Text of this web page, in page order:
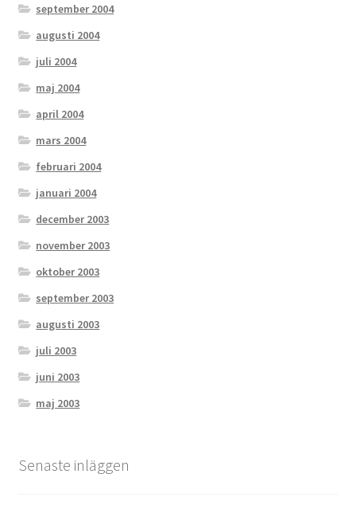
september 2004
augusti 2004
juli 2004
maj 2004
april 2004
mars 2004
februari 2004
januari 2004
december 2003
november 2003
oktober 2003
september 2003
augusti 2003
juli 2003
juni 2003
maj 2003
Senaste inläggen